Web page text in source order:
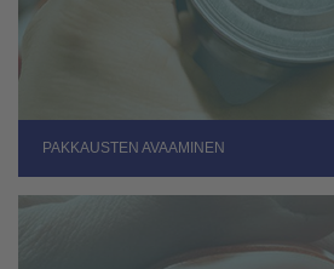
PAKKAUSTEN AVAAMINEN